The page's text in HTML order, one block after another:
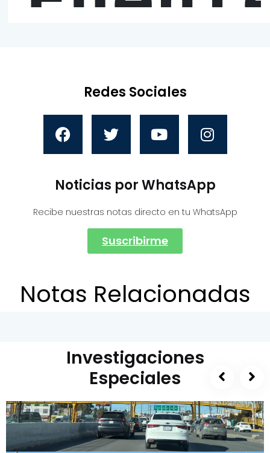
Redes Sociales
Noticias por WhatsApp
Recibe nuestras notas directo en tu WhatsApp
Suscribirme
Notas Relacionadas
Investigaciones
Especiales